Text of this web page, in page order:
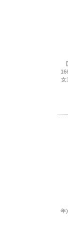
女
年